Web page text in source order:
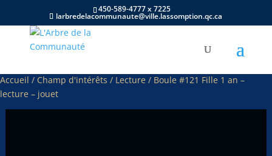
450-589-4777 x 7225
larbredelacommunaute@ville.lassomption.qc.ca
Accueil / Champ d'intérêts / Lecture / Boule #121 Fille 1 an –
lecture – jouet